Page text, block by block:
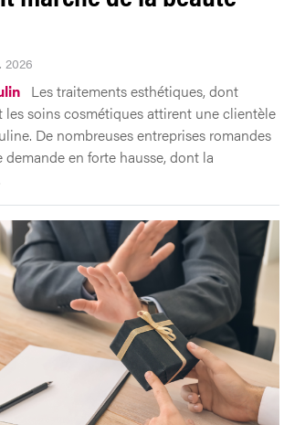
marché de la beauté
2026
Les traitements esthétiques, dont
les soins cosmétiques attirent une clientèle
demande en forte hausse, dont la